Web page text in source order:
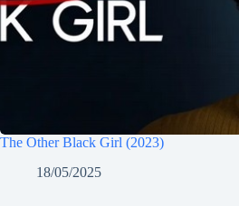
The Other Black Girl (2023)
18/05/2025